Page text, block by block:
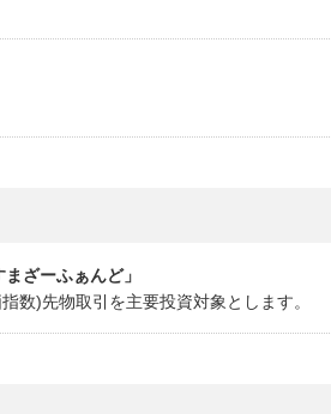
ざーふぁんど」
数)先物取引を主要投資対象とします。